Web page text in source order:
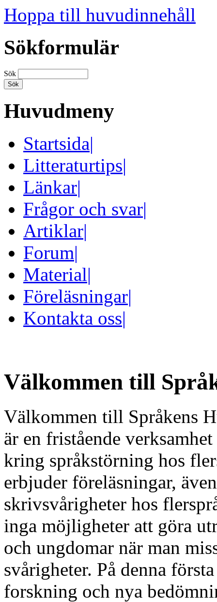
Hoppa till huvudinnehåll
Sökformulär
Sök
Huvudmeny
Startsida|
Litteraturtips|
Länkar|
Frågor och svar|
Artiklar|
Forum|
Material|
Föreläsningar|
Kontakta oss|
Välkommen till
Välkommen till Språkens
är en fristående
kring språkstörning hos
erbjuder föreläsningar,
skrivsvårigheter hos
inga möjligheter att göra
och ungdomar när man
svårigheter. På denna
forskning och nya